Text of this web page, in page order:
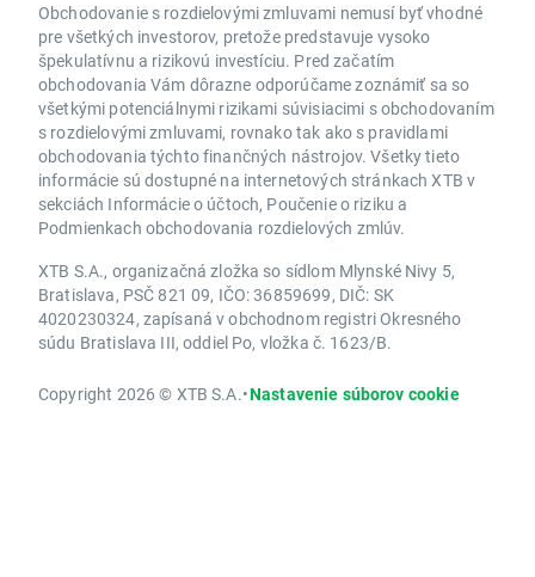
Obchodovanie s rozdielovými zmluvami nemusí byť vhodné
pre všetkých investorov, pretože predstavuje vysoko
špekulatívnu a rizikovú investíciu. Pred začatím
obchodovania Vám dôrazne odporúčame zoznámiť sa so
všetkými potenciálnymi rizikami súvisiacimi s obchodovaním
s rozdielovými zmluvami, rovnako tak ako s pravidlami
obchodovania týchto finančných nástrojov. Všetky tieto
informácie sú dostupné na internetových stránkach XTB v
sekciách Informácie o účtoch, Poučenie o riziku a
Podmienkach obchodovania rozdielových zmlúv.
XTB S.A., organizačná zložka so sídlom Mlynské Nivy 5,
Bratislava, PSČ 821 09, IČO: 36859699, DIČ: SK
4020230324, zapísaná v obchodnom registri Okresného
súdu Bratislava III, oddiel Po, vložka č. 1623/B.
Copyright 2026 © XTB S.A.•Nastavenie súborov cookie